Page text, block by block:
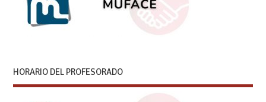
HORARIO DEL PROFESORADO